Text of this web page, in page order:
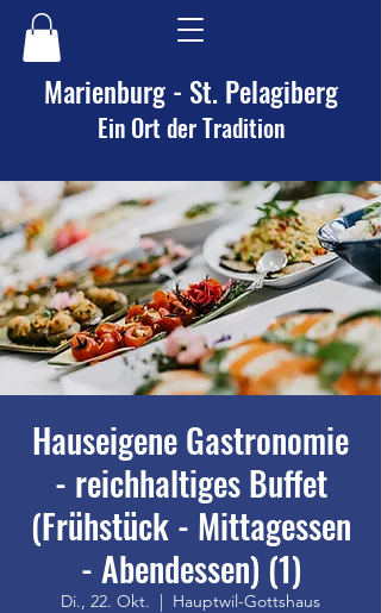
Marienburg - St. Pelagiberg
Ein Ort der Tradition
Hauseigene Gastronomie
- reichhaltiges Buffet
(Frühstück - Mittagessen
- Abendessen) (1)
Di., 22. Okt.
  |
Hauptwil-Gottshaus